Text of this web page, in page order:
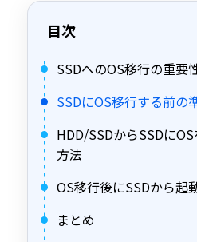
目次
SSDへのOS移行の重要
SSDにOS移行する前の
HDD/SSDからSSDに
方法
OS移行後にSSDから起
まとめ